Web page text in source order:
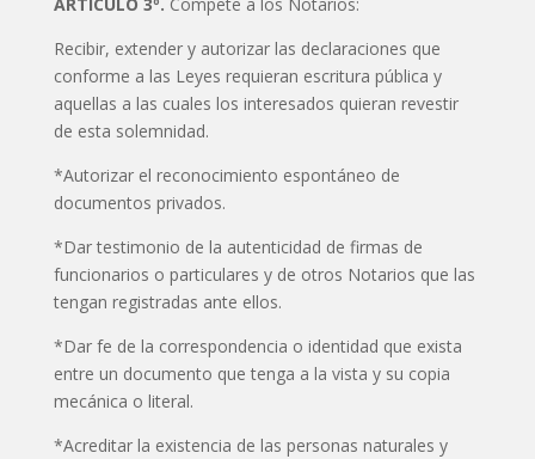
Recibir, extender y autorizar las declaraciones que
conforme a las Leyes requieran escritura pública y
aquellas a las cuales los interesados quieran revestir
de esta solemnidad.
*Autorizar el reconocimiento espontáneo de
documentos privados.
*Dar testimonio de la autenticidad de firmas de
funcionarios o particulares y de otros Notarios que las
tengan registradas ante ellos.
*Dar fe de la correspondencia o identidad que exista
entre un documento que tenga a la vista y su copia
mecánica o literal.
*Acreditar la existencia de las personas naturales y